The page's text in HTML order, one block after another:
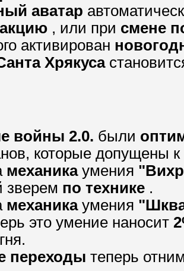
аватар
, или при смене
активирован
Хрякуса
войны 2.0. были
которые допущены к
механикаумения
зверем по технике .
механикаумения
это умение наносит
переходы теперь